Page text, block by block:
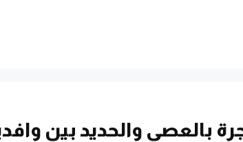
بالعصي والحديد بين